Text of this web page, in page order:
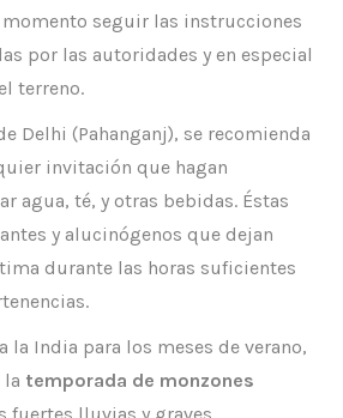
seguir las instrucciones
por las autoridades y en especial
terreno.
Delhi (Pahanganj), se recomienda
invitación que hagan
agua, té, y otras bebidas. Éstas
y alucinógenos que dejan
durante las horas suficientes
la India para los meses de verano,
la temporada de monzones